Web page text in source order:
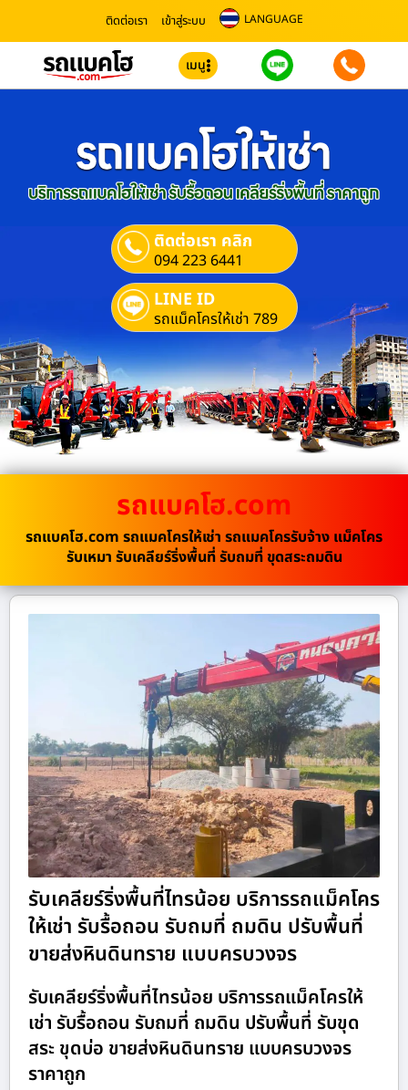
ติดต่อเรา เข้าสู่ระบบ LANGUAGE
เมนู
ติดต่อเรา คลิก
094 223 6441
LINE ID
รถแม็คโครให้เช่า 789
รถแบคโฮ.com
รถแบคโฮ.com รถแมคโครให้เช่า รถแมคโครรับจ้าง แม็คโคร
รับเหมา รับเคลียร์ริ่งพื้นที่ รับถมที่ ขุดสระถมดิน
รับเคลียร์ริ่งพื้นที่ไทรน้อย บริการรถแม็คโคร
ให้เช่า รับรื้อถอน รับถมที่ ถมดิน ปรับพื้นที่
ขายส่งหินดินทราย แบบครบวงจร
รับเคลียร์ริ่งพื้นที่ไทรน้อย บริการรถแม็คโครให้
เช่า รับรื้อถอน รับถมที่ ถมดิน ปรับพื้นที่ รับขุด
สระ ขุดบ่อ ขายส่งหินดินทราย แบบครบวงจร
ราคาถูก